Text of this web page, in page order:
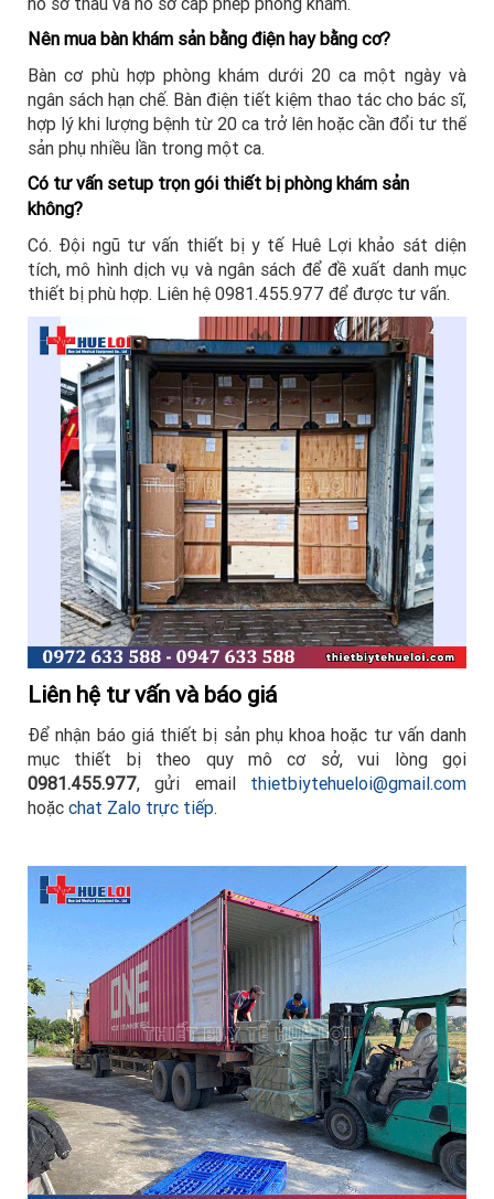
Nên mua bàn khám sản bằng điện hay bằng cơ?
Bàn cơ phù hợp phòng khám dưới 20 ca một ngày và
ngân sách hạn chế. Bàn điện tiết kiệm thao tác cho bác sĩ,
hợp lý khi lượng bệnh từ 20 ca trở lên hoặc cần đổi tư thế
sản phụ nhiều lần trong một ca.
Có tư vấn setup trọn gói thiết bị phòng khám sản
không?
Có. Đội ngũ tư vấn thiết bị y tế Huê Lợi khảo sát diện
tích, mô hình dịch vụ và ngân sách để đề xuất danh mục
thiết bị phù hợp. Liên hệ 0981.455.977 để được tư vấn.
Liên hệ tư vấn và báo giá
Để nhận báo giá thiết bị sản phụ khoa hoặc tư vấn danh
mục thiết bị theo quy mô cơ sở, vui lòng gọi
0981.455.977, gửi email thietbiytehueloi@gmail.com
hoặc chat Zalo trực tiếp.